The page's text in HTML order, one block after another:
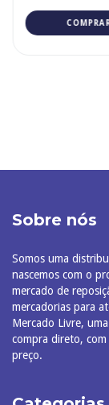
Sobre nós
Somos uma
nascemos com o
mercado de
mercadorias para
Mercado Livre,
compra direto,
preço.